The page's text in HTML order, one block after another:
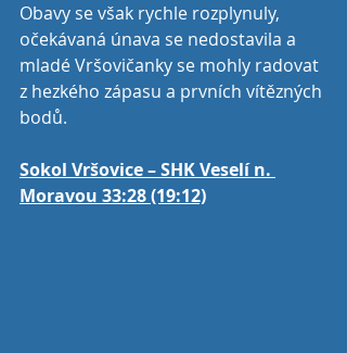
Obavy se však rychle rozplynuly,
očekávaná únava se nedostavila a
mladé Vršovičanky se mohly radovat
z hezkého zápasu a prvních vítězných
bodů.
Sokol Vršovice – SHK Veselí n.
Moravou 33:28 (19:12)